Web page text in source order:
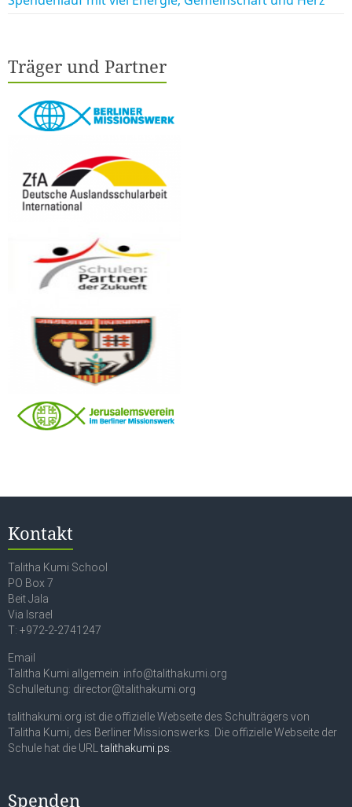
Träger und Partner
Kontakt
Talitha Kumi School
PO Box 7
Beit Jala
Via Israel
T: +972-2-2741247
Email
Talitha Kumi allgemein: info@talithakumi.org
Schulleitung: director@talithakumi.org
talithakumi.org ist die offizielle Webseite des Schulträgers von
Talitha Kumi, des Berliner Missionswerks. Die offizielle Webseite der
Schule hat die URLtalithakumi.ps.
Spenden